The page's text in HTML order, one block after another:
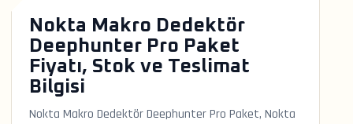
Nokta Makro Dedektör
Deephunter Pro Paket
Fiyatı, Stok ve Teslimat
Bilgisi
Nokta Makro Dedektör Deephunter Pro Paket, Nokta